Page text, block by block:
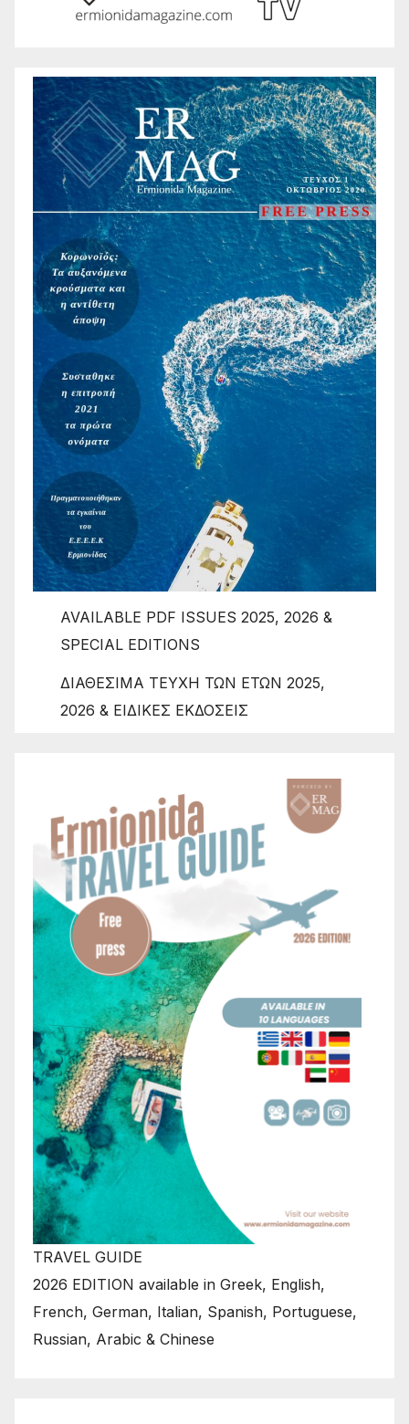
AVAILABLE PDF ISSUES 2025, 2026 &
SPECIAL EDITIONS
ΔΙΑΘΕΣΙΜΑ ΤΕΥΧΗ ΤΩΝ ΕΤΩΝ 2025,
2026 & ΕΙΔΙΚΕΣ ΕΚΔΟΣΕΙΣ
TRAVEL GUIDE
2026 EDITION available in Greek, English,
French, German, Italian, Spanish, Portuguese,
Russian, Arabic & Chinese